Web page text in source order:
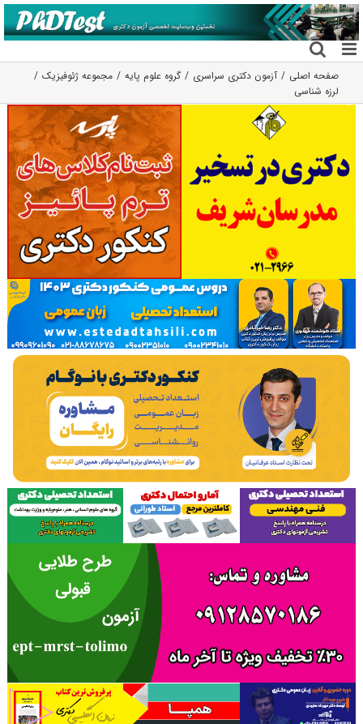
رفتن
به
محتوا
صفحه اصلی آزمون دکتری سراسری گروه علوم پايه
مجموعه ژئوفیزیک
لرزه شناسی